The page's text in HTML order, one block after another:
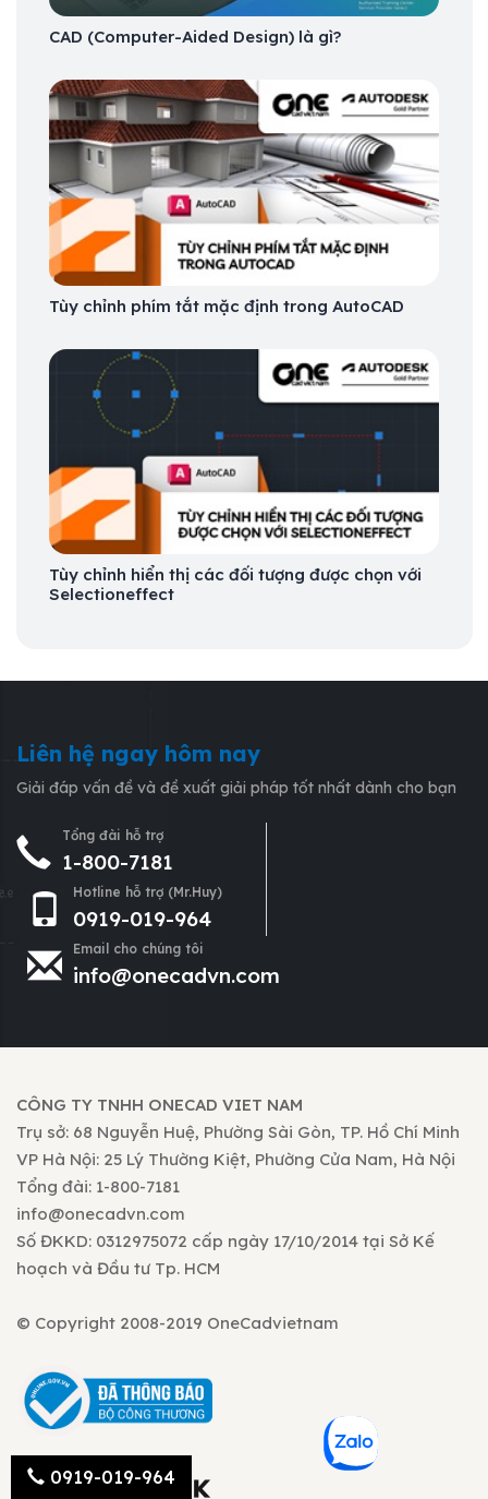
CAD (Computer-Aided Design) là gì?
Tùy chỉnh phím tắt mặc định trong AutoCAD
Tùy chỉnh hiển thị các đối tượng được chọn với
Selectioneffect
Liên hệ ngay hôm nay
Giải đáp vấn đề và đề xuất giải pháp tốt nhất dành cho bạn
Tổng đài hỗ trợ
1-800-7181
Hotline hỗ trợ (Mr.Huy)
0919-019-964
Email cho chúng tôi
info@onecadvn.com
CÔNG TY TNHH ONECAD VIET NAM
Trụ sở: 68 Nguyễn Huệ, Phường Sài Gòn, TP. Hồ Chí Minh
VP Hà Nội: 25 Lý Thường Kiệt, Phường Cửa Nam, Hà Nội
Tổng đài: 1-800-7181
info@onecadvn.com
Số ĐKKD: 0312975072 cấp ngày 17/10/2014 tại Sở Kế
hoạch và Đầu tư Tp. HCM
© Copyright 2008-2019 OneCadvietnam
0919-019-964